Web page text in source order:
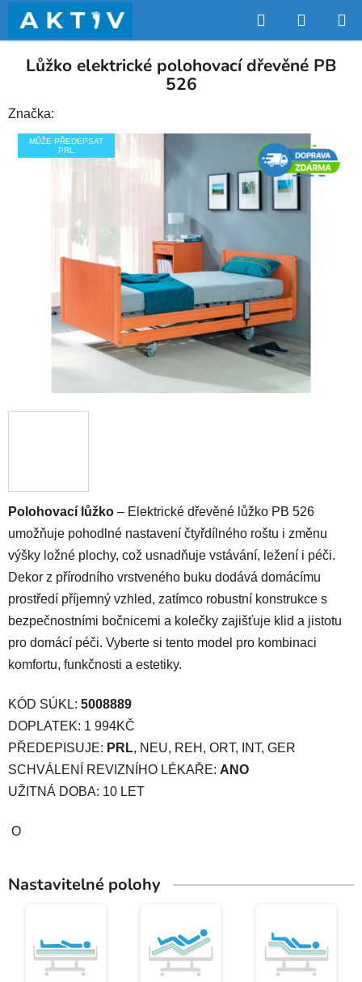
obsah
Hledat
KOŠÍK
Polohovací lůžko – Elektrické dřevěné lůžko PB 526
umožňuje pohodlné nastavení čtyřdílného roštu i změnu
výšky ložné plochy, což usnadňuje vstávání, ležení i péči.
Dekor z přírodního vrstveného buku dodává domácímu
prostředí příjemný vzhled, zatímco robustní konstrukce s
bezpečnostními bočnicemi a kolečky zajišťuje klid a jistotu
pro domácí péči. Vyberte si tento model pro kombinaci
komfortu, funkčnosti a estetiky.
KÓD SÚKL: 5008889
DOPLATEK: 1 994KČ
PŘEDEPISUJE: PRL, NEU, REH, ORT, INT, GER
SCHVÁLENÍ REVIZNÍHO LÉKAŘE: ANO
UŽITNÁ DOBA: 10 LET
O
Nastavitelné polohy
Lůžko elektrické polohovací dřevěné PB
526
Značka:
MŮŽE PŘEDEPSAT
PRL